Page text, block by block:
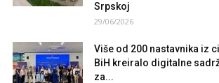
Srpskoj
29/06/2026
Više od 200 nastavnika iz
BiH kreiralo digitalne
za...